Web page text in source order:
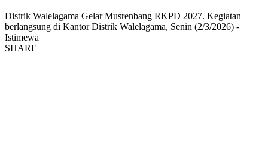
Distrik Walelagama Gelar Musrenbang RKPD 2027. Kegiatan
berlangsung di Kantor Distrik Walelagama, Senin (2/3/2026) -
Istimewa
SHARE